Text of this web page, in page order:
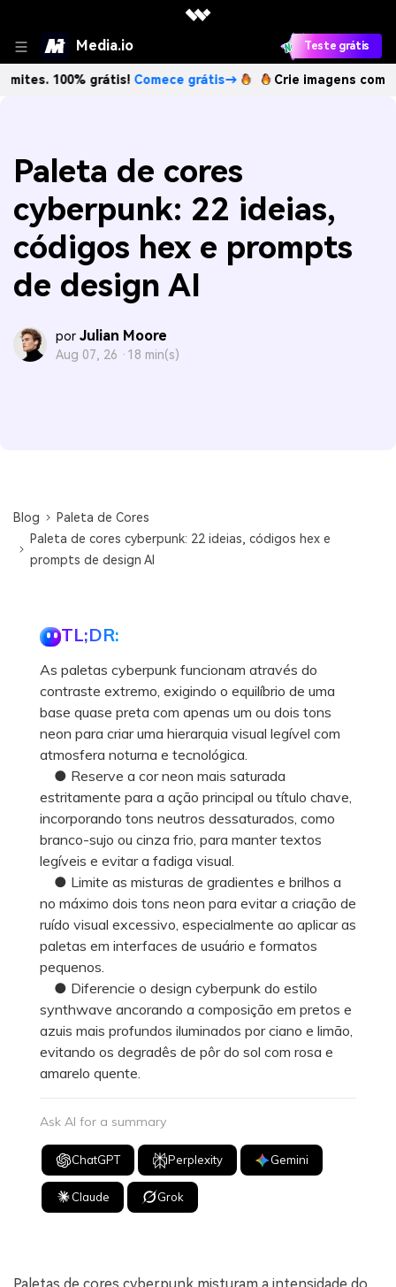
Media.io Teste grátis
grátis!Comece grátis→ Crie imagens com IA sem
Paleta de cores
cyberpunk: 22 ideias,
códigos hex e prompts
de design AI
por Julian Moore
Aug 07, 26 · 18 min(s)
Blog
Paleta de Cores
Paleta de cores cyberpunk: 22 ideias, códigos hex e
prompts de design AI
TL;DR:
As paletas cyberpunk funcionam através do
contraste extremo, exigindo o equilíbrio de uma
base quase preta com apenas um ou dois tons
neon para criar uma hierarquia visual legível com
atmosfera noturna e tecnológica.
● Reserve a cor neon mais saturada
estritamente para a ação principal ou título chave,
incorporando tons neutros dessaturados, como
branco-sujo ou cinza frio, para manter textos
legíveis e evitar a fadiga visual.
● Limite as misturas de gradientes e brilhos a
no máximo dois tons neon para evitar a criação de
ruído visual excessivo, especialmente ao aplicar as
paletas em interfaces de usuário e formatos
pequenos.
● Diferencie o design cyberpunk do estilo
synthwave ancorando a composição em pretos e
azuis mais profundos iluminados por ciano e limão,
evitando os degradês de pôr do sol com rosa e
amarelo quente.
Ask AI for a summary
ChatGPT Perplexity Gemini
Claude Grok